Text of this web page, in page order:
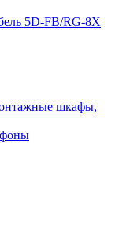
5D-FB/RG-8X
шкафы,